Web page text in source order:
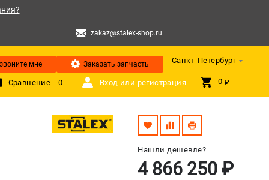
zakaz@stalex-shop.ru
Санкт-Петербург
мне Заказать запчасть
Сравнение 0 Вход или регистрация 0 ₽
Нашли дешевле?
4 866 250 ₽